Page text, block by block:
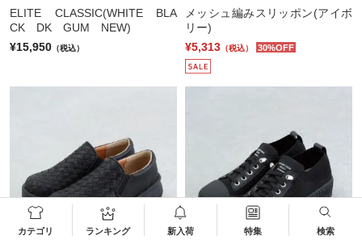
カテゴリ ランキング 新入荷 特集 検索
ELITE CLASSIC(WHITE BLA
CK DK GUM NEW)
¥15,950 （税込）
メッシュ編みスリッポン(アイボ
リー)
¥5,313 （税込） 30%OFF